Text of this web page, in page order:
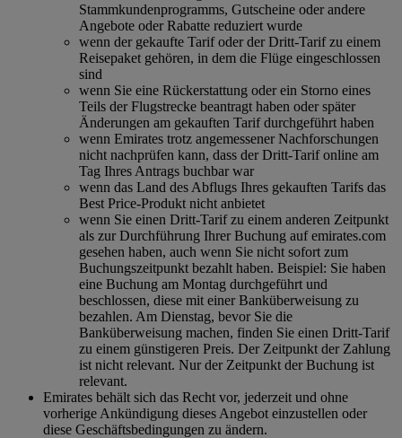
Stammkundenprogramms, Gutscheine oder andere
Angebote oder Rabatte reduziert wurde
wenn der gekaufte Tarif oder der Dritt-Tarif zu einem
Reisepaket gehören, in dem die Flüge eingeschlossen
sind
wenn Sie eine Rückerstattung oder ein Storno eines
Teils der Flugstrecke beantragt haben oder später
Änderungen am gekauften Tarif durchgeführt haben
wenn Emirates trotz angemessener Nachforschungen
nicht nachprüfen kann, dass der Dritt-Tarif online am
Tag Ihres Antrags buchbar war
wenn das Land des Abflugs Ihres gekauften Tarifs das
Best Price-Produkt nicht anbietet
wenn Sie einen Dritt-Tarif zu einem anderen Zeitpunkt
als zur Durchführung Ihrer Buchung auf emirates.com
gesehen haben, auch wenn Sie nicht sofort zum
Buchungszeitpunkt bezahlt haben. Beispiel: Sie haben
eine Buchung am Montag durchgeführt und
beschlossen, diese mit einer Banküberweisung zu
bezahlen. Am Dienstag, bevor Sie die
Banküberweisung machen, finden Sie einen Dritt-Tarif
zu einem günstigeren Preis. Der Zeitpunkt der Zahlung
ist nicht relevant. Nur der Zeitpunkt der Buchung ist
relevant.
Emirates behält sich das Recht vor, jederzeit und ohne
vorherige Ankündigung dieses Angebot einzustellen oder
diese Geschäftsbedingungen zu ändern.